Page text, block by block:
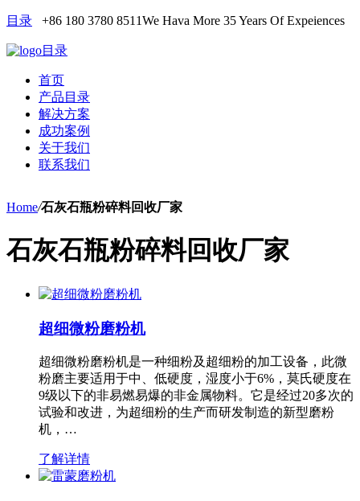
目录 +86 180 3780 8511We Hava More 35 Years Of Expeiences
目录
首页
产品目录
解决方案
成功案例
关于我们
联系我们
Home/石灰石瓶粉碎料回收厂家
石灰石瓶粉碎料回收厂家
超细微粉磨粉机
超细微粉磨粉机是一种细粉及超细粉的加工设备，此微
粉磨主要适用于中、低硬度，湿度小于6%，莫氏硬度在
9级以下的非易燃易爆的非金属物料。它是经过20多次的
试验和改进，为超细粉的生产而研发制造的新型磨粉
机，…
了解详情